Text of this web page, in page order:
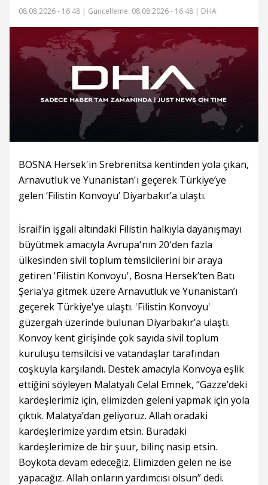
08.08.2026 - 16:48 | Güncelleme: 08.08.2026 - 16:48 | DHA
BOSNA Hersek'in Srebrenitsa kentinden yola çıkan,
Arnavutluk ve Yunanistan'ı geçerek Türkiye’ye
gelen ‘Filistin Konvoyu’ Diyarbakır’a ulaştı.
İsrail’in işgali altındaki Filistin halkıyla dayanışmayı
büyütmek amacıyla Avrupa'nın 20'den fazla
ülkesinden sivil toplum temsilcilerini bir araya
getiren 'Filistin Konvoyu', Bosna Hersek’ten Batı
Şeria'ya gitmek üzere Arnavutluk ve Yunanistan’ı
geçerek Türkiye'ye ulaştı. 'Filistin Konvoyu'
güzergah üzerinde bulunan Diyarbakır’a ulaştı.
Konvoy kent girişinde çok sayıda sivil toplum
kuruluşu temsilcisi ve vatandaşlar tarafından
coşkuyla karşılandı. Destek amacıyla Konvoya eşlik
ettiğini söyleyen Malatyalı Celal Emnek, “Gazze’deki
kardeşlerimiz için, elimizden geleni yapmak için yola
çıktık. Malatya’dan geliyoruz. Allah oradaki
kardeşlerimize yardım etsin. Buradaki
kardeşlerimize de bir şuur, bilinç nasip etsin.
Boykota devam edeceğiz. Elimizden gelen ne ise
yapacağız. Allah onların yardımcısı olsun” dedi.